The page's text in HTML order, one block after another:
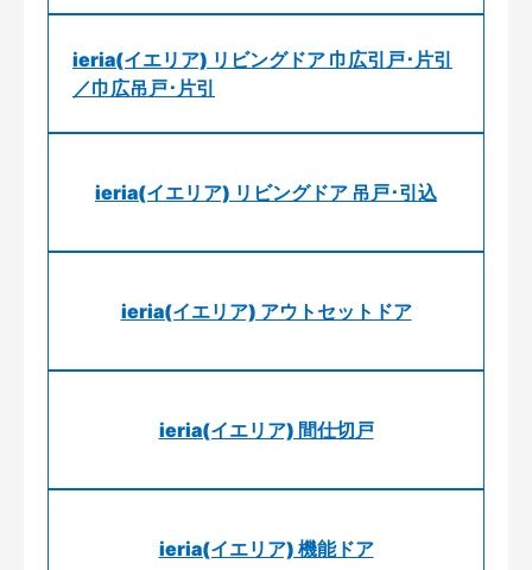
ieria(イエリア) リビングドア 巾広引戸･片引
／巾広吊戸･片引
ieria(イエリア) リビングドア 吊戸･引込
ieria(イエリア) アウトセットドア
ieria(イエリア) 間仕切戸
ieria(イエリア) 機能ドア